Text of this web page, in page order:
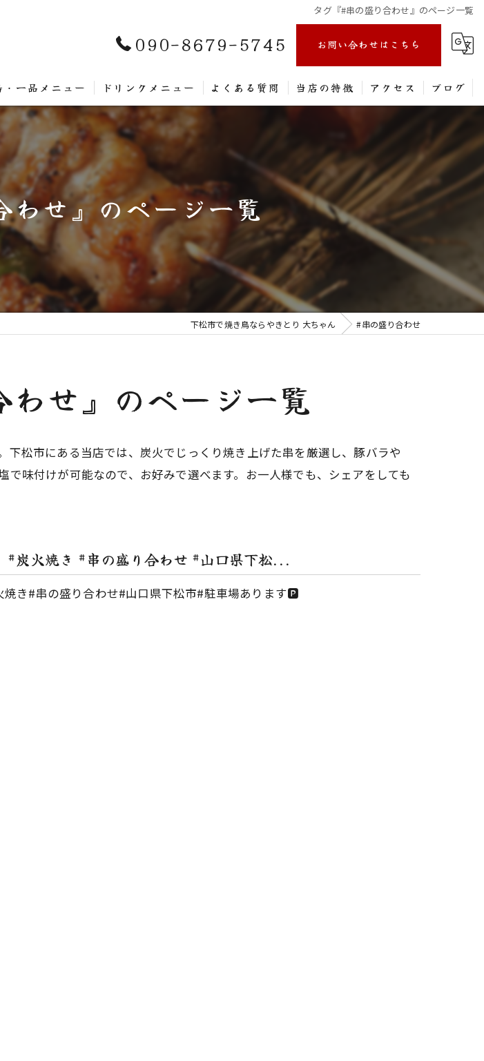
タグ『#串の盛り合わせ』のページ一覧
090-8679-5745 お問い合わせはこちら
・一品メニュー ドリンクメニュー よくある質問 当店の特徴
持ち帰り
居酒屋
一人飲み
駐車場有
アクセス ブログ
わせ』のページ一覧
下松市で焼き鳥ならやきとり 大ちゃん #串の盛り合わせ
せ』のページ一覧
松市にある当店では、炭火でじっくり焼き上げた串を厳選し、豚バラや
味付けが可能なので、お好みで選べます。お一人様でも、シェアをしても
#炭火焼き #串の盛り合わせ #山口県下松...
焼き#串の盛り合わせ#山口県下松市#駐車場あります🅿️